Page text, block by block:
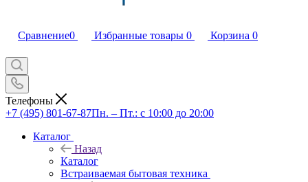
Сравнение0 Избранные товары 0 Корзина 0
Телефоны
+7 (495) 801-67-87Пн. – Пт.: с 10:00 до 20:00
Каталог
Назад
Каталог
Встраиваемая бытовая техника